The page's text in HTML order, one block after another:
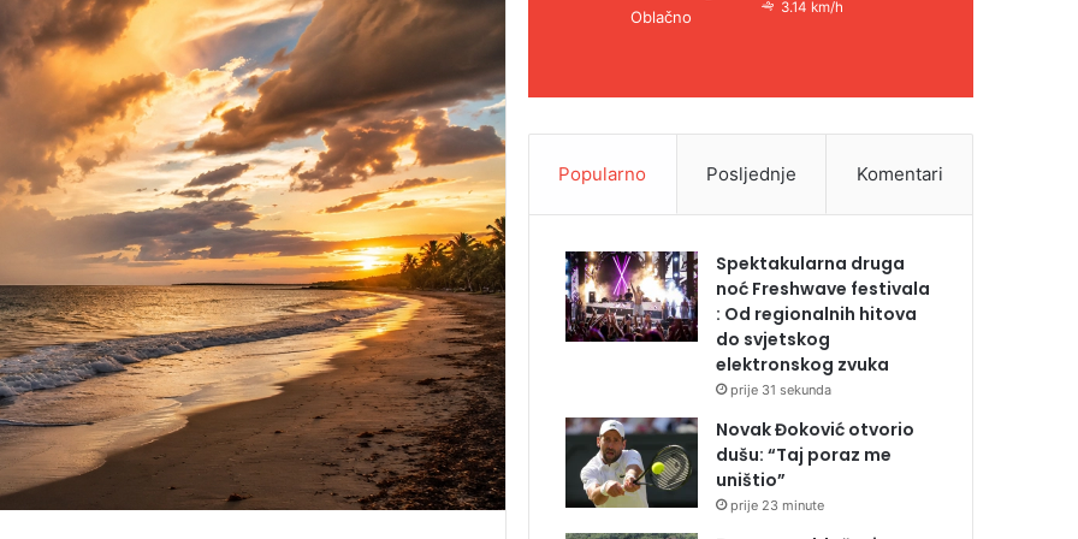
Oblačno
3.14 km/h
Popularno Posljednje Komentari
Spektakularna druga
noć Freshwave festivala
: Od regionalnih hitova
do svjetskog
elektronskog zvuka
prije 31 sekunda
Novak Đoković otvorio
dušu: “Taj poraz me
uništio”
prije 23 minute